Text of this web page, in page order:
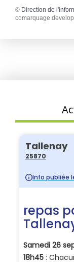
© Direction de
comarquage